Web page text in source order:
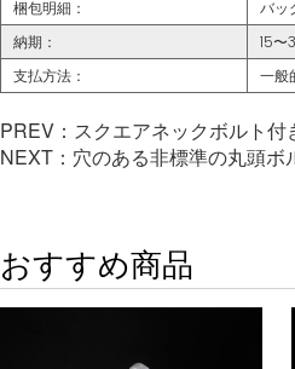
梱包明細：
バッ
納期：
15〜
支払方法：
一般
PREV： スクエアネックボルト
NEXT： 穴のある非標準の丸頭ボ
おすすめ商品